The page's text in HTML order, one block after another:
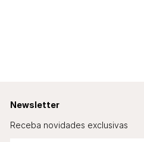
Newsletter
Receba novidades exclusivas